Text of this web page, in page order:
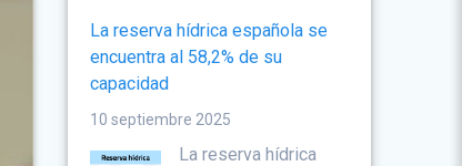
La reserva hídrica española se
encuentra al 58,2% de su
capacidad
10 septiembre 2025
La reserva hídrica